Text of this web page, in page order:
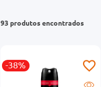
93 produtos
-38%